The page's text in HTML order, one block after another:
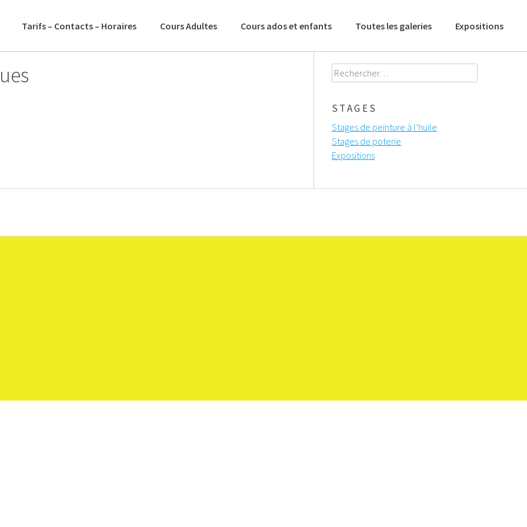
Tarifs – Contacts – Horaires Cours Adultes Cours ados et enfants Toutes les galeries Expositions
Rechercher :
STAGES
Stages de peinture à l’huile
Stages de poterie
Expositions